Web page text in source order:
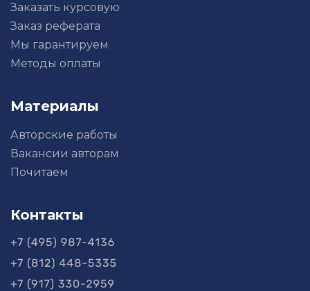
Заказать курсовую
Заказ реферата
Мы гарантируем
Методы оплаты
Материалы
Авторские работы
Вакансии авторам
Почитаем
Контакты